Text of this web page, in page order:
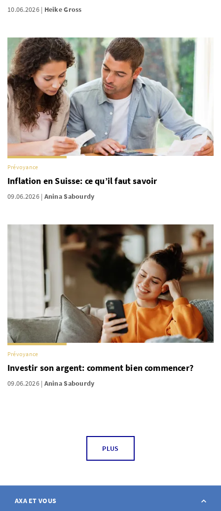
10.06.2026 Heike Gross
Prévoyance
Inflation en Suisse: ce qu’il faut savoir
09.06.2026 Anina Sabourdy
Prévoyance
Investir son argent: comment bien commencer?
09.06.2026 Anina Sabourdy
PLUS
AXA ET VOUS